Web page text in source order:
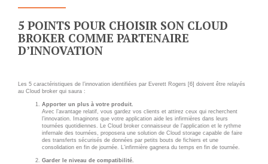
SOLUTIONS
WEB
INTRANET
- RSE
Solutions Collaboratives
EMAILING
EVÉNEMENTS
5 POINTS POUR CHOISIR SON CLOUD
BROKER COMME PARTENAIRE
D’INNOVATION
Les 5 caractéristiques de l’innovation identifiées par Everett Rogers [6] doivent être relayés
au Cloud broker qui saura :
Apporter un plus à votre produit.
Avec l’avantage relatif, vous gardez vos clients et attirez ceux qui recherchent
l’innovation. Imaginons que votre application aide les infirmières dans leurs
tournées quotidiennes. Le Cloud broker connaisseur de l’application et le rythme
infernale des tournées, proposera une solution de Cloud storage capable de faire
des transferts sécurisés de données par petits bouts de fichiers et une
consolidation en fin de journée. L’infirmière gagnera du temps en fin de tournée.
Garder le niveau de compatibilité.